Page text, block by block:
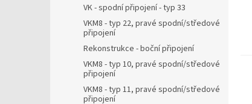
VK - spodní připojení - typ 33
VKM8 - typ 22, pravé spodní/středové
připojení
Rekonstrukce - boční připojení
VKM8 - typ 10, pravé spodní/středové
připojení
VKM8 - typ 11, pravé spodní/středové
připojení